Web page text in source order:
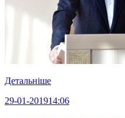
Детальніше
29-01-201914:06